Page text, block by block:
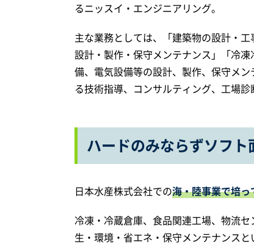
るニッスイ・エンジニアリング。
主な業務としては、「建築物の設計・
設計・製作・保守メンテナンス」「冷
備、電気設備等の設計、製作、保守メ
る技術指導、コンサルティング、工場診
ハードのみならずソフ
日本水産株式会社での海・陸事業で培
冷凍・冷蔵倉庫、食品関連工場、物流
生・環境・省エネ・保守メンテナンス